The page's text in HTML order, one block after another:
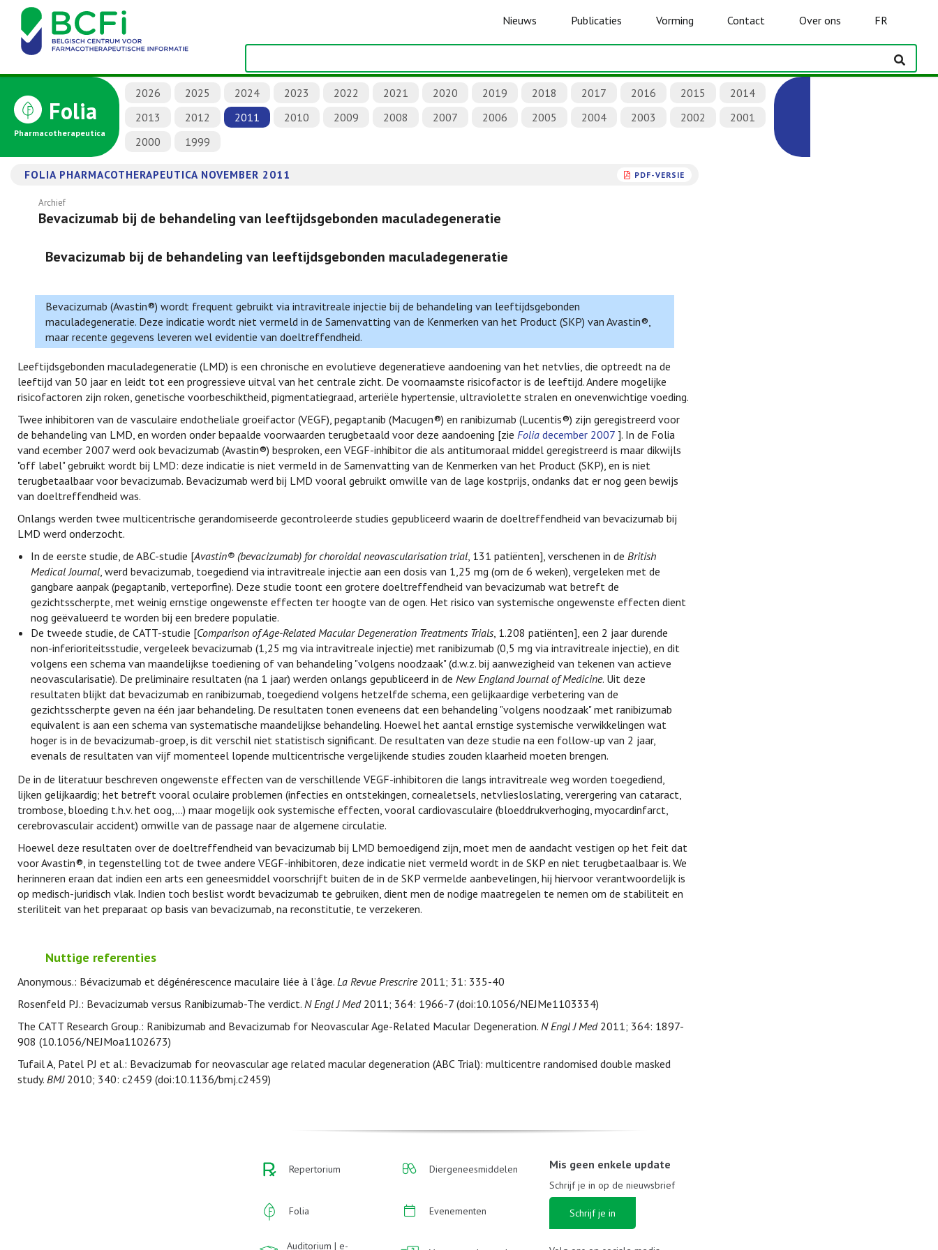
Nieuws Publicaties Vorming Contact Over ons FR
Folia
Pharmacotherapeutica
2026 2025 2024 2023 2022 2021 2020 2019 2018 2017 2016 2015
2014
2013
2012 2011 2010 2009 2008 2007 2006 2005 2004 2003 2002
2001
2000
1999
FOLIA PHARMACOTHERAPEUTICA NOVEMBER 2011 PDF-VERSIE
Archief
Bevacizumab bij de behandeling van leeftijdsgebonden maculadegeneratie
Bevacizumab bij de behandeling van leeftijdsgebonden maculadegeneratie
Bevacizumab (Avastin®) wordt frequent gebruikt via intravitreale injectie bij de behandeling van leeftijdsgebonden
maculadegeneratie. Deze indicatie wordt niet vermeld in de Samenvatting van de Kenmerken van het Product (SKP) van Avastin®,
maar recente gegevens leveren wel evidentie van doeltreffendheid.
Leeftijdsgebonden maculadegeneratie (LMD) is een chronische en evolutieve degeneratieve aandoening van het netvlies, die optreedt na de
leeftijd van 50 jaar en leidt tot een progressieve uitval van het centrale zicht. De voornaamste risicofactor is de leeftijd. Andere mogelijke
risicofactoren zijn roken, genetische voorbeschiktheid, pigmentatiegraad, arteriële hypertensie, ultraviolette stralen en onevenwichtige voeding.
Twee inhibitoren van de vasculaire endotheliale groeifactor (VEGF), pegaptanib (Macugen®) en ranibizumab (Lucentis®) zijn geregistreerd voor
de behandeling van LMD, en worden onder bepaalde voorwaarden terugbetaald voor deze aandoening [zie Folia december 2007 ]. In de Folia
vand ecember 2007 werd ook bevacizumab (Avastin®) besproken, een VEGF-inhibitor die als antitumoraal middel geregistreerd is maar dikwijls
"off label" gebruikt wordt bij LMD: deze indicatie is niet vermeld in de Samenvatting van de Kenmerken van het Product (SKP), en is niet
terugbetaalbaar voor bevacizumab. Bevacizumab werd bij LMD vooral gebruikt omwille van de lage kostprijs, ondanks dat er nog geen bewijs
van doeltreffendheid was.
Onlangs werden twee multicentrische gerandomiseerde gecontroleerde studies gepubliceerd waarin de doeltreffendheid van bevacizumab bij
LMD werd onderzocht.
In de eerste studie, de ABC-studie [Avastin® (bevacizumab) for choroidal neovascularisation trial, 131 patiënten], verschenen in deBritish
Medical Journal, werd bevacizumab, toegediend via intravitreale injectie aan een dosis van 1,25 mg (om de 6 weken), vergeleken met de
gangbare aanpak (pegaptanib, verteporfine). Deze studie toont een grotere doeltreffendheid van bevacizumab wat betreft de
gezichtsscherpte, met weinig ernstige ongewenste effecten ter hoogte van de ogen. Het risico van systemische ongewenste effecten dient
nog geëvalueerd te worden bij een bredere populatie.
De tweede studie, de CATT-studie [Comparison of Age-Related Macular Degeneration Treatments Trials, 1.208 patiënten], een 2 jaar durende
non-inferioriteitsstudie, vergeleek bevacizumab (1,25 mg via intravitreale injectie) met ranibizumab (0,5 mg via intravitreale injectie), en dit
volgens een schema van maandelijkse toediening of van behandeling "volgens noodzaak" (d.w.z. bij aanwezigheid van tekenen van actieve
neovascularisatie). De preliminaire resultaten (na 1 jaar) werden onlangs gepubliceerd in deNew England Journal of Medicine. Uit deze
resultaten blijkt dat bevacizumab en ranibizumab, toegediend volgens hetzelfde schema, een gelijkaardige verbetering van de
gezichtsscherpte geven na één jaar behandeling. De resultaten tonen eveneens dat een behandeling "volgens noodzaak" met ranibizumab
equivalent is aan een schema van systematische maandelijkse behandeling. Hoewel het aantal ernstige systemische verwikkelingen wat
hoger is in de bevacizumab-groep, is dit verschil niet statistisch significant. De resultaten van deze studie na een follow-up van 2 jaar,
evenals de resultaten van vijf momenteel lopende multicentrische vergelijkende studies zouden klaarheid moeten brengen.
De in de literatuur beschreven ongewenste effecten van de verschillende VEGF-inhibitoren die langs intravitreale weg worden toegediend,
lijken gelijkaardig; het betreft vooral oculaire problemen (infecties en ontstekingen, cornealetsels, netvliesloslating, verergering van cataract,
trombose, bloeding t.h.v. het oog,...) maar mogelijk ook systemische effecten, vooral cardiovasculaire (bloeddrukverhoging, myocardinfarct,
cerebrovasculair accident) omwille van de passage naar de algemene circulatie.
Hoewel deze resultaten over de doeltreffendheid van bevacizumab bij LMD bemoedigend zijn, moet men de aandacht vestigen op het feit dat
voor Avastin®, in tegenstelling tot de twee andere VEGF-inhibitoren, deze indicatie niet vermeld wordt in de SKP en niet terugbetaalbaar is. We
herinneren eraan dat indien een arts een geneesmiddel voorschrijft buiten de in de SKP vermelde aanbevelingen, hij hiervoor verantwoordelijk is
op medisch-juridisch vlak. Indien toch beslist wordt bevacizumab te gebruiken, dient men de nodige maatregelen te nemen om de stabiliteit en
steriliteit van het preparaat op basis van bevacizumab, na reconstitutie, te verzekeren.
Nuttige referenties
Anonymous.: Bévacizumab et dégénérescence maculaire liée à l’âge. La Revue Prescrire2011; 31: 335-40
Rosenfeld PJ.: Bevacizumab versus Ranibizumab-The verdict. N Engl J Med2011; 364: 1966-7 (doi:10.1056/NEJMe1103334)
The CATT Research Group.: Ranibizumab and Bevacizumab for Neovascular Age-Related Macular Degeneration. N Engl J Med2011; 364: 1897-
908 (10.1056/NEJMoa1102673)
Tufail A, Patel PJ et al.: Bevacizumab for neovascular age related macular degeneration (ABC Trial): multicentre randomised double masked
study. BMJ2010; 340: c2459 (doi:10.1136/bmj.c2459)
Repertorium
Folia
Auditorium | e-
Diergeneesmiddelen
Evenementen
Mis geen enkele update
Schrijf je in op de nieuwsbrief
Schrijf je in